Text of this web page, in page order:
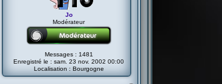
Jo
Modérateur
Messages : 1481
Enregistré le : sam. 23 nov. 2002 00:00
Localisation : Bourgogne